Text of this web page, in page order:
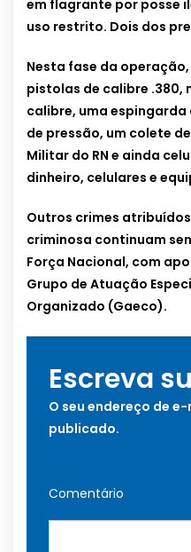
em flagrante por posse
uso restrito. Dois dos
Nesta fase da
pistolas de calibre .380,
calibre, uma
de pressão, um colete
Militar do RN e ainda
dinheiro, celulares e
Outros crimes
criminosa continuam
Força Nacional, com
Grupo de Atuação
Organizado (Gaeco).
Escreva
O seu endereço de
publicado.
Comentário